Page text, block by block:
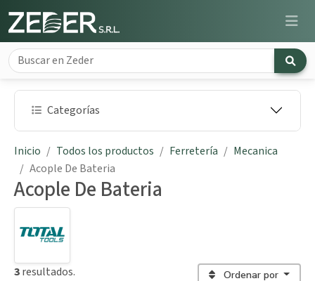
Categorías
Inicio Todos los productos Ferretería
Mecanica
Acople De Bateria
Acople De Bateria
3resultados. Ordenar por